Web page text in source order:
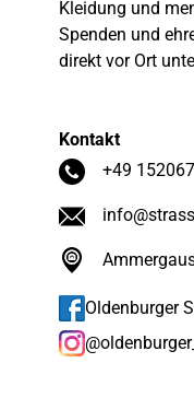
Kleidung und
Spenden und
direkt vor Ort
Kontakt
+49
Oldenburger